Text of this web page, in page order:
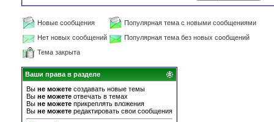
Новые сообщения
Популярная тема с новыми сообщениями
Нет новых сообщений
Популярная тема без новых сообщений
Тема закрыта
Ваши права в разделе
Вы не можете создавать новые темы
Вы не можете отвечать в темах
Вы не можете прикреплять вложения
Вы не можете редактировать свои сообщения